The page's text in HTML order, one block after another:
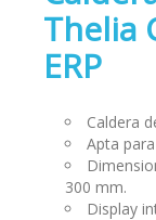
Thelia
ERP
Caldera
Apta
300 mm.
Display